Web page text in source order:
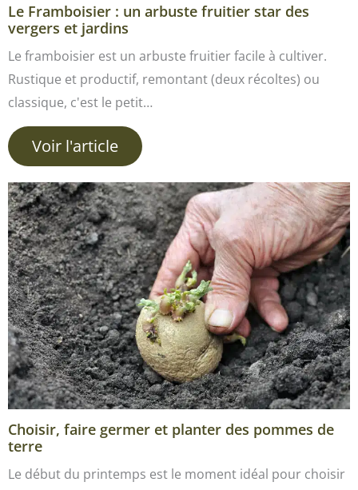
Le Framboisier : un arbuste fruitier star des
vergers et jardins
Le framboisier est un arbuste fruitier facile à cultiver.
Rustique et productif, remontant (deux récoltes) ou
classique, c'est le petit…
Voir l'article
Choisir, faire germer et planter des pommes de
terre
Le début du printemps est le moment idéal pour choisir